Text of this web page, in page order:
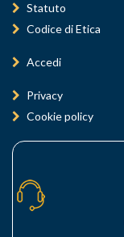
Statuto
Codice di Etica
Accedi
Privacy
Cookie policy